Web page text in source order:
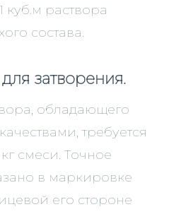
куб.м раствора
состава.
затворения.
обладающего
требуется
смеси. Точное
в маркировке
его стороне